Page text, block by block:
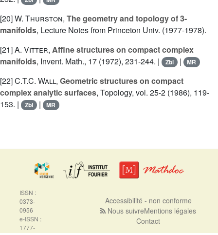
[20]W. Thurston, The geometry and topology of 3-
manifolds, Lecture Notes from Princeton Univ. (1977-1978).
[21]A. Vitter, Affine structures on compact complex
manifolds, Invent. Math., 17 (1972), 231-244. | Zbl | MR
[22]C.T.C. Wall, Geometric structures on compact
complex analytic surfaces, Topology, vol. 25-2 (1986), 119-
153. |
Zbl | MR
ISSN :
0373-
0956
e-ISSN :
1777-
Accessibilité - non conforme
Nous suivreMentions légales
Contact